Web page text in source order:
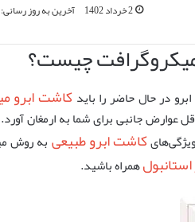
2 خرداد 1402 آخرین به روز رسانی: 15 خرداد 1403
چیست؟
در حال حاضر را بایدکاشت ابرو
عوارض جانبی برای شما به ارمغان
کاشت ابرو طبیعی به روش
همراه باشید.